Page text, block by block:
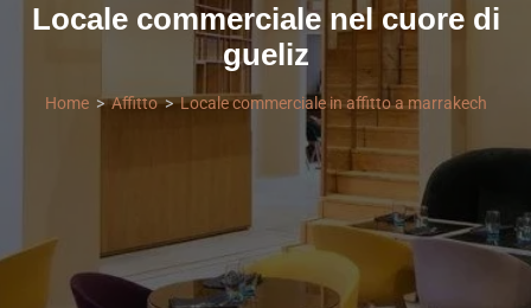
Locale commerciale nel cuore di
gueliz
Home Affitto Locale commerciale in affitto a marrakech